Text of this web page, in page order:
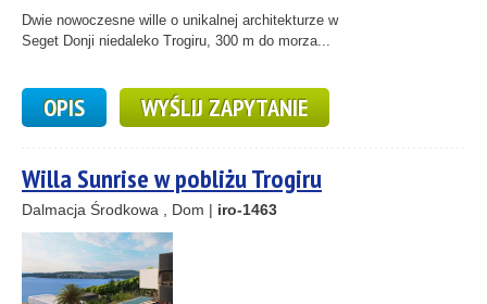
Dwie nowoczesne wille o unikalnej architekturze w
Seget Donji niedaleko Trogiru, 300 m do morza...
OPIS WYŚLIJ ZAPYTANIE
Willa Sunrise w pobliżu Trogiru
Dalmacja Środkowa , Dom | iro-1463